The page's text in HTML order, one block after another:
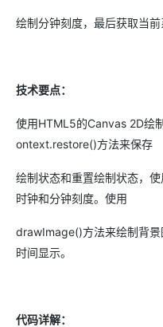
绘制分钟刻度，最后获取当前
技术要点：
使用HTML5的Canvas 2D绘
ontext.restore()方法来保存
绘制状态和重置绘制状态，
时钟和分钟刻度。使用
drawImage()方法来绘制背
时间显示。
代码详解：